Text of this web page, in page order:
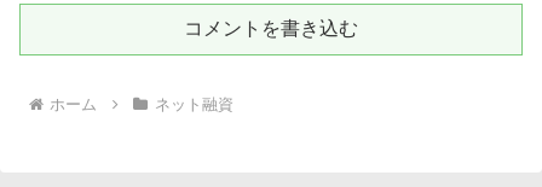
コメントを書き込む
ホーム ネット融資